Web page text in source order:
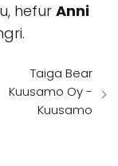
hefur Anni
Taiga Bear
Kuusamo Oy -
Kuusamo